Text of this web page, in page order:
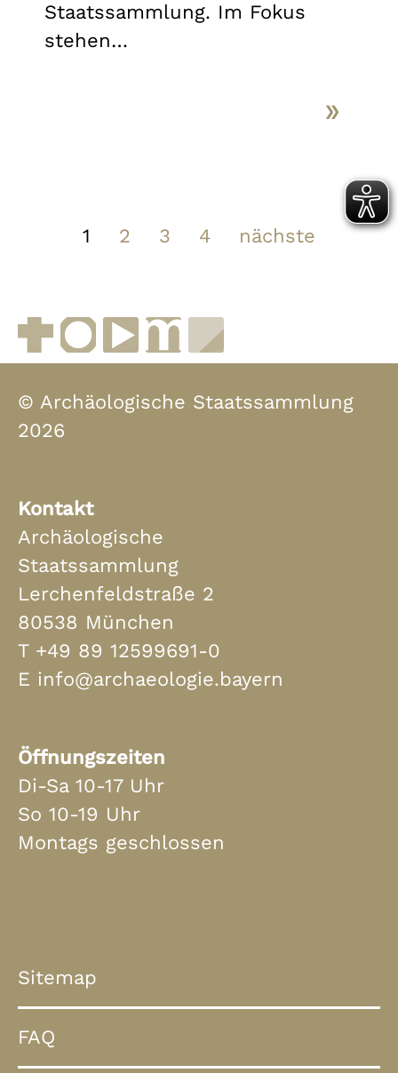
Staatssammlung. Im Fokus
stehen…
1 2 3 4 nächste
Facebook
Instagram
YouTubemuenchen.de
Museen in Bayern
© Archäologische Staatssammlung
2026
Kontakt
Archäologische
Staatssammlung
Lerchenfeldstraße 2
80538 München
T +49 89 12599691-0
E info@archaeologie.bayern
Öffnungszeiten
Di-Sa 10-17 Uhr
So 10-19 Uhr
Montags geschlossen
Sitemap
FAQ